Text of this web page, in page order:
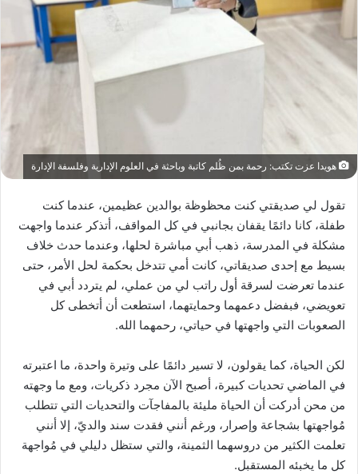
هويدا عزت تكتب: رحمة بمن ظُلم كاتبة وباحثة في العلوم الإدارية وفلسفة الإدارة
تقول لي صديقتي كنت محظوظة بوالدين عظيمين، عندما كنت
طفلة، كانا دائمًا يقفان بجانبي في كل المواقف، أتذكر عندما واجهت
مشكلة في المدرسة، ذهب أبي مباشرة لحلها، وعندما حدث خلاف
بسيط مع إحدى صديقاتي، كانت أمي تتدخل بحكمة لحل الأمر، حتى
عندما تعرضت لسرقة أول راتب لي من عملي، لم يتردد أبي في
تعويضي، فبفضل دعمهما وحمايتهما، استطعت أن أتخطى كل
الصعوبات التي واجهتها في حياتي، رحمهما الله.
لكن الحياة، كما يقولون، لا تسير دائمًا على وتيرة واحدة، ما اعتبرته
في الماضي تحديات كبيرة، أصبح الآن مجرد ذكريات، ومع ما وجهته
من محن أدركت أن الحياة مليئة بالمفاجآت والتحديات التي تتطلب
مُواجهتها بشجاعة وإصرار، ورغم أنني فقدت سند والديّ، إلا أنني
تعلمت الكثير من دروسهما الثمينة، والتي ستظل دليلي في مُواجهة
كل ما يخبئه المستقبل.